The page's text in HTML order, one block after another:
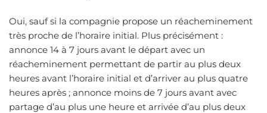
Oui, sauf si la compagnie propose un réacheminement
très proche de l’horaire initial. Plus précisément :
annonce 14 à 7 jours avant le départ avec un
réacheminement permettant de partir au plus deux
heures avant l’horaire initial et d’arriver au plus quatre
heures après ; annonce moins de 7 jours avant avec
partage d’au plus une heure et arrivée d’au plus deux